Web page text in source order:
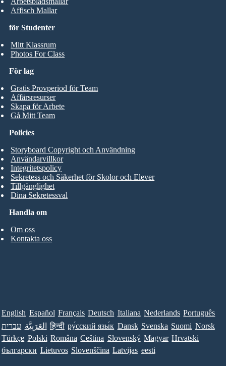
för Studenter
Mitt Klassrum
Photos For Class
Affisch Mallar
För lag
Gratis Provperiod för Team
Affärsresurser
Skapa för Arbete
Gå Mitt Team
Handla om
Om oss
Kontakta oss
Policies
Storyboard Copyright och Användning
Användarvillkor
Integritetspolicy
Sekretess och Säkerhet för Skolor och Elever
Tillgänglighet
Dina Sekretessval
English Español Français Deutsch Italiana Nederlands Português
עברית العَرَبِيَّة हिन्दी ру́сский язы́к Dansk Svenska Suomi Norsk
Türkçe Polski Româna Ceština Slovenský Magyar Hrvatski
български Lietuvos Slovenščina Latvijas eesti